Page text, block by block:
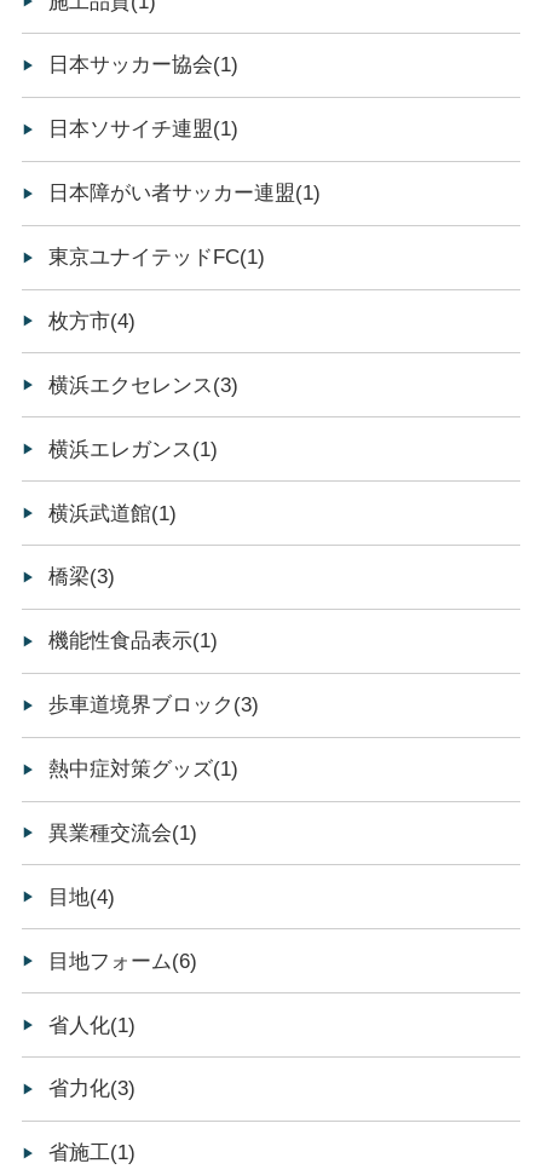
日本サッカー協会(1)
日本ソサイチ連盟(1)
日本障がい者サッカー連盟(1)
東京ユナイテッドFC(1)
枚方市(4)
横浜エクセレンス(3)
横浜エレガンス(1)
横浜武道館(1)
橋梁(3)
機能性食品表示(1)
歩車道境界ブロック(3)
熱中症対策グッズ(1)
異業種交流会(1)
目地(4)
目地フォーム(6)
省人化(1)
省力化(3)
省施工(1)